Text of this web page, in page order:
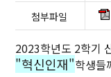
첨부파일
2023학년도 2학기
"혁신인재"학생들